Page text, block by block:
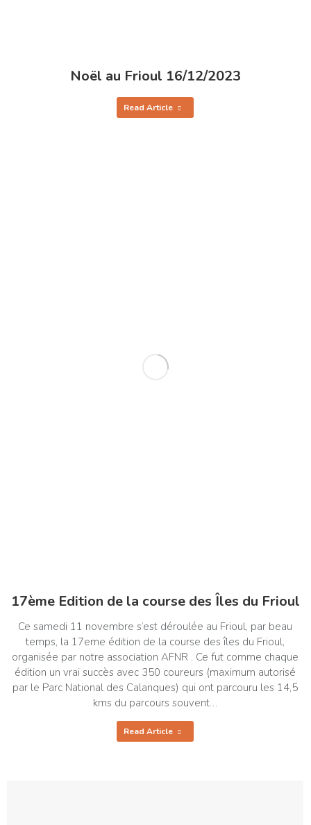
Noël au Frioul 16/12/2023
Read Article
17ème Edition de la course des Îles du Frioul
Ce samedi 11 novembre s’est déroulée au Frioul, par beau
temps, la 17eme édition de la course des îles du Frioul,
organisée par notre association AFNR . Ce fut comme chaque
édition un vrai succès avec 350 coureurs (maximum autorisé
par le Parc National des Calanques) qui ont parcouru les 14,5
kms du parcours souvent…
Read Article